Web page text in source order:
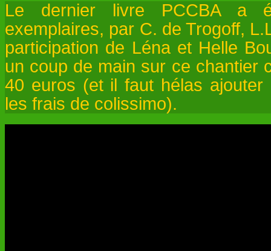
Le dernier livre PCCBA a
exemplaires, par C. de Trogoff,
participation de Léna et Helle
un coup de main sur ce chantier
40 euros (et il faut hélas
les frais de colissimo).